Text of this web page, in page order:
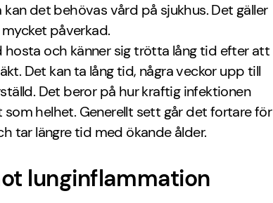
det behövas vård på sjukhus. Det gäller
påverkad.
hosta och känner sig trötta lång tid efter att
Det kan ta lång tid, några veckor upp till
Det beror på hur kraftig infektionen
helhet. Generellt sett går det fortare för
tar längre tid med ökande ålder.
lunginflammation